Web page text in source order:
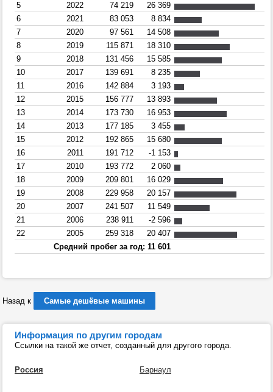
5
2022 74 219
26 369
6
2021 83 053
8 834
7
2020 97 561
14 508
8
2019 115 871
18 310
9
2018 131 456
15 585
10
2017 139 691
8 235
11
2016 142 884
3 193
12
2015 156 777
13 893
13
2014 173 730
16 953
14
2013 177 185
3 455
15
2012 192 865
15 680
16
2011 191 712
-1 153
17
2010 193 772
2 060
18
2009 209 801
16 029
19
2008 229 958
20 157
20
2007 241 507
11 549
21
2006 238 911
-2 596
22
2005 259 318
20 407
Средний пробег за год: 11 601
Назад к Самые дешёвые машины
Информация по другим городам
Ссылки на такой же отчет, созданный для другого города.
Россия Барнаул